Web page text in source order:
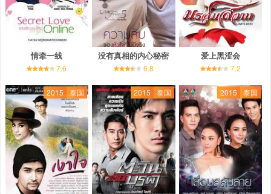
情牵一线
7.6
没有真相的内心秘密
6.8
爱上黑涩会
7.2
2015 泰国 2015 泰国 2015 泰国